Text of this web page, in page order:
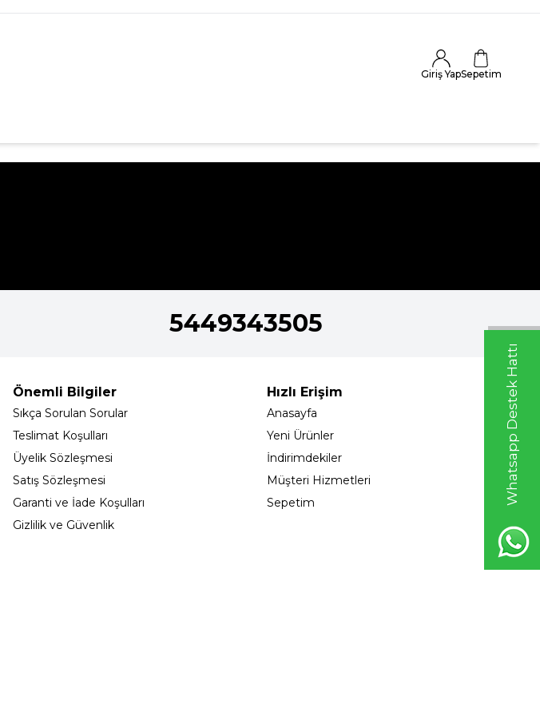
Whatsapp Destek Hattı
Giriş YapSepetim
5449343505
Önemli Bilgiler
Sıkça Sorulan Sorular
Teslimat Koşulları
Üyelik Sözleşmesi
Satış Sözleşmesi
Garanti ve İade Koşulları
Gizlilik ve Güvenlik
Hızlı Erişim
Anasayfa
Yeni Ürünler
İndirimdekiler
Müşteri Hizmetleri
Sepetim